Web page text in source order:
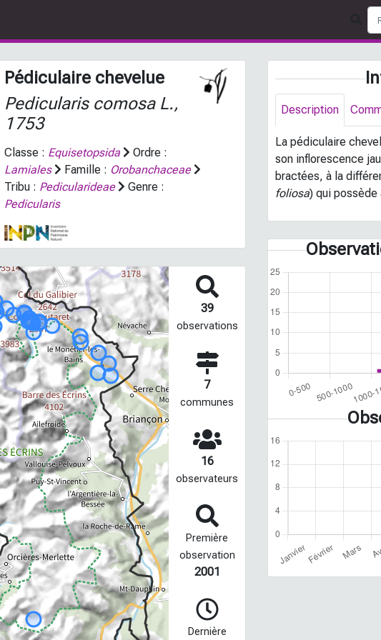
Pédiculaire chevelue
Pedicularis comosaL.,
1753
Classe : Equisetopsida
Ordre :
Lamiales
Famille : Orobanchaceae
Tribu : Pedicularideae
Genre :
Pedicularis
39
observations
7
communes
16
observateurs
Première
observation
2001
Dernière
Description
La pédiculaire
son inflorescence
bractées, à la
foliosa) qui possède